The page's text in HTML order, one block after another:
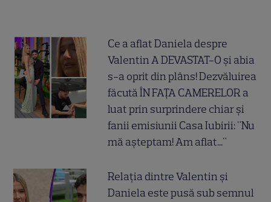
Ce a aflat Daniela despre
Valentin A DEVASTAT-O și abia
s-a oprit din plâns! Dezvăluirea
făcută ÎN FAȚA CAMERELOR a
luat prin surprindere chiar și
fanii emisiunii Casa Iubirii: "Nu
mă așteptam! Am aflat..."
Relația dintre Valentin și
Daniela este pusă sub semnul